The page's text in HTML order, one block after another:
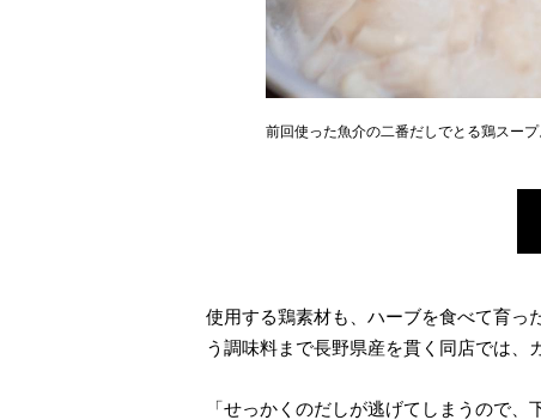
前回使った魚介の二番だしでとる鶏スー
使用する鶏素材も、ハーブを食べて育っ
う調味料まで長野県産を貫く同店では、
「せっかくのだしが逃げてしまうので、